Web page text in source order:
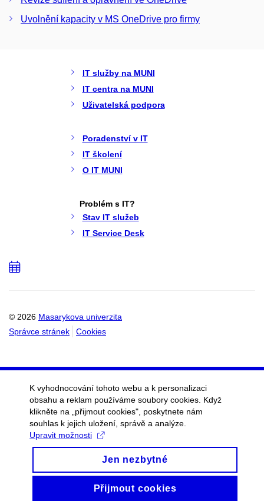
Uvolnění kapacity v MS OneDrive pro firmy
IT služby na MUNI
IT centra na MUNI
Uživatelská podpora
Poradenství v IT
IT školení
O IT MUNI
Problém s IT?
Stav IT služeb
IT Service Desk
© 2026 Masarykova univerzita
Správce stránek
Cookies
Přidat
K vyhodnocování tohoto webu a k personalizaci
obsahu a reklam používáme soubory cookies. Když
klikněte na „přijmout cookies", poskytnete nám
souhlas k jejich uložení, správě a analýze.
Upravit možnosti
Jen nezbytné
Přijmout cookies